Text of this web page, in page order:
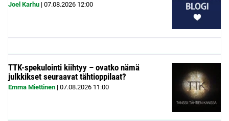
Joel Karhu | 07.08.2026 12:00
TTK-spekulointi kiihtyy – ovatko nämä
julkkikset seuraavat tähtioppilaat?
Emma Miettinen | 07.08.2026 11:00